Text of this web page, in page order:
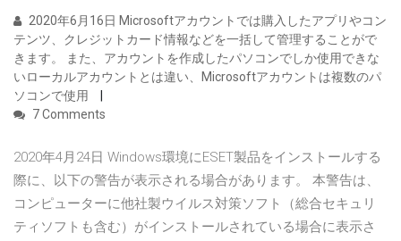
2020年6月16日 Microsoftアカウントでは購入したアプリやコン
テンツ、クレジットカード情報などを一括して管理することがで
きます。 また、アカウントを作成したパソコンでしか使用できな
いローカルアカウントとは違い、Microsoftアカウントは複数のパ
ソコンで使用
7 Comments
2020年4月24日 Windows環境にESET製品をインストールする
際に、以下の警告が表示される場合があります。 本警告は、
コンピューターに他社製ウイルス対策ソフト（総合セキュリ
ティソフトも含む）がインストールされている場合に表示さ